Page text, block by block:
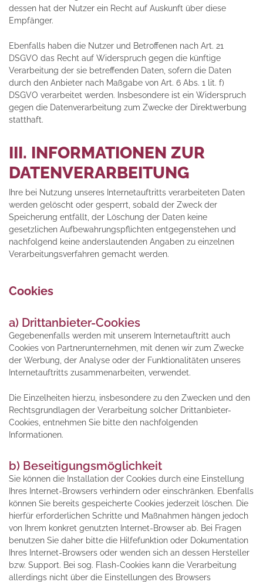
dessen hat der Nutzer ein Recht auf Auskunft über diese
Empfänger.
Ebenfalls haben die Nutzer und Betroffenen nach Art. 21
DSGVO das Recht auf Widerspruch gegen die künftige
Verarbeitung der sie betreffenden Daten, sofern die Daten
durch den Anbieter nach Maßgabe von Art. 6 Abs. 1 lit. f)
DSGVO verarbeitet werden. Insbesondere ist ein Widerspruch
gegen die Datenverarbeitung zum Zwecke der Direktwerbung
statthaft.
III. INFORMATIONEN ZUR
DATENVERARBEITUNG
Ihre bei Nutzung unseres Internetauftritts verarbeiteten Daten
werden gelöscht oder gesperrt, sobald der Zweck der
Speicherung entfällt, der Löschung der Daten keine
gesetzlichen Aufbewahrungspflichten entgegenstehen und
nachfolgend keine anderslautenden Angaben zu einzelnen
Verarbeitungsverfahren gemacht werden.
Cookies
a) Drittanbieter-Cookies
Gegebenenfalls werden mit unserem Internetauftritt auch
Cookies von Partnerunternehmen, mit denen wir zum Zwecke
der Werbung, der Analyse oder der Funktionalitäten unseres
Internetauftritts zusammenarbeiten, verwendet.
Die Einzelheiten hierzu, insbesondere zu den Zwecken und den
Rechtsgrundlagen der Verarbeitung solcher Drittanbieter-
Cookies, entnehmen Sie bitte den nachfolgenden
Informationen.
b) Beseitigungsmöglichkeit
Sie können die Installation der Cookies durch eine Einstellung
Ihres Internet-Browsers verhindern oder einschränken. Ebenfalls
können Sie bereits gespeicherte Cookies jederzeit löschen. Die
hierfür erforderlichen Schritte und Maßnahmen hängen jedoch
von Ihrem konkret genutzten Internet-Browser ab. Bei Fragen
benutzen Sie daher bitte die Hilfefunktion oder Dokumentation
Ihres Internet-Browsers oder wenden sich an dessen Hersteller
bzw. Support. Bei sog. Flash-Cookies kann die Verarbeitung
allerdings nicht über die Einstellungen des Browsers